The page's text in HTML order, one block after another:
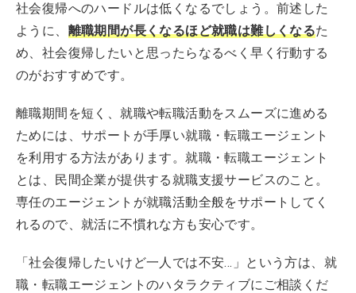
社会復帰へのハードルは低くなるでしょう。前述した
ように、 離職期間が長くなるほど就職は難しくなるた
め、社会復帰したいと思ったらなるべく早く行動する
のがおすすめです。
離職期間を短く、就職や転職活動をスムーズに進める
ためには、サポートが手厚い就職・転職エージェント
を利用する方法があります。就職・転職エージェント
とは、民間企業が提供する就職支援サービスのこと。
専任のエージェントが就職活動全般をサポートしてく
れるので、就活に不慣れな方も安心です。
「社会復帰したいけど一人では不安…」という方は、就
職・転職エージェントのハタラクティブにご相談くだ